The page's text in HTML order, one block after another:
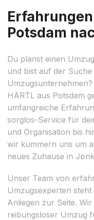
Potsdam
Du planst einen
und bist auf der
HÄRTL aus Potsdam
umfangreiche
sorglos-Service für
und Organisation bis
wir kümmern uns um
neues Zuhause in
Unser Team von
Umzugsexperten
Anliegen zur Seite.
reibungsloser Umzug